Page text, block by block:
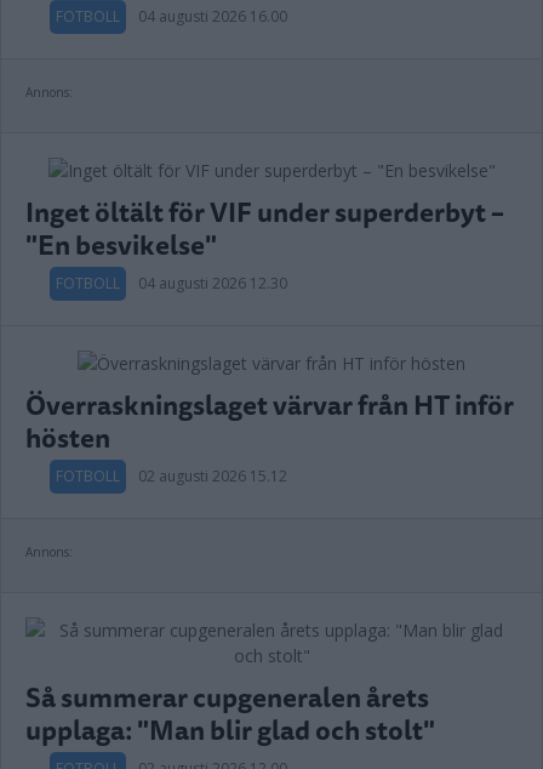
FOTBOLL 04 augusti 2026 16.00
Annons:
Inget öltält för VIF under superderbyt –
"En besvikelse"
FOTBOLL 04 augusti 2026 12.30
Överraskningslaget värvar från HT inför
hösten
FOTBOLL 02 augusti 2026 15.12
Annons:
Så summerar cupgeneralen årets
upplaga: "Man blir glad och stolt"